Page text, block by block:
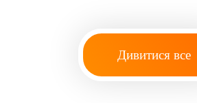
Дивитися все